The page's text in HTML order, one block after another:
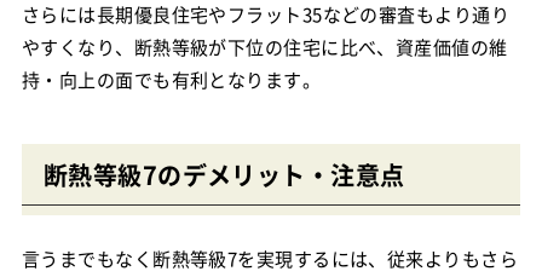
さらには長期優良住宅やフラット35などの審査もより通り
やすくなり、断熱等級が下位の住宅に比べ、資産価値の維
持・向上の面でも有利となります。
断熱等級7のデメリット・注意点
言うまでもなく断熱等級7を実現するには、従来よりもさら